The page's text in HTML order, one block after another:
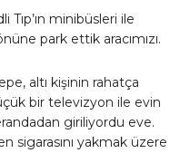
minibüsleri ile
park ettik aracımızı.
altı kişinin rahatça
bir televizyon ile evin
giriliyordu eve.
sigarasını yakmak üzere